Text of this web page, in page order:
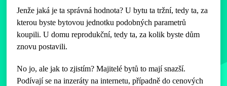
Jenže jaká je ta správná hodnota? U bytu ta tržní, tedy ta, za
kterou byste bytovou jednotku podobných parametrů
koupili. U domu reprodukční, tedy ta, za kolik byste dům
znovu postavili.
No jo, ale jak to zjistím? Majitelé bytů to mají snazší.
Podívají se na inzeráty na internetu, případně do cenových